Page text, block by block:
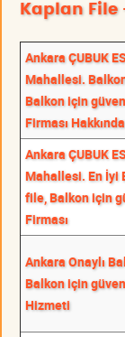
Kaplan File
Ankara ÇUBUK
Mahallesi.
Balkon için
Firması Hakkında
Ankara ÇUBUK
Mahallesi. En İyi
file, Balkon için
Firması
Ankara Onaylı
Balkon için
Hizmeti